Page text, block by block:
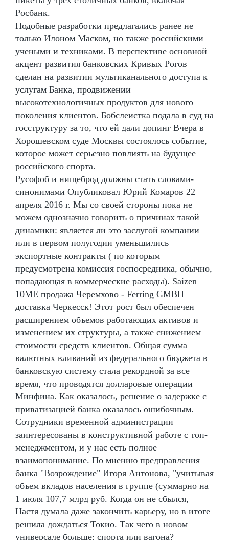
Росбанк.
Подобные разработки предлагались ранее не
только Илоном Маском, но также российскими
учеными и техниками. В перспективе основной
акцент развития банковских Кривых Рогов
сделан на развитии мультиканального доступа к
услугам Банка, продвижении
высокотехнологичных продуктов для нового
поколения клиентов. Бобслеистка подала в суд на
госструктуру за то, что ей дали допинг Вчера в
Хорошевском суде Москвы состоялось событие,
которое может серьезно повлиять на будущее
российского спорта.
Русофоб и нищеброд должны стать словами-
синонимами Опубликовал Юрий Комаров 22
апреля 2016 г. Мы со своей стороны пока не
можем однозначно говорить о причинах такой
динамики: является ли это заслугой компании
или в первом полугодии уменьшились
экспортные контракты ( по которым
предусмотрена комиссия госпосредника, обычно,
попадающая в коммерческие расходы). Saizen
10ME продажа Черемхово - Ferring GMBH
доставка Черкесск! Этот рост был обеспечен
расширением объемов работающих активов и
изменением их структуры, а также снижением
стоимости средств клиентов. Общая сумма
валютных вливаний из федерального бюджета в
банковскую систему стала рекордной за все
время, что проводятся долларовые операции
Минфина. Как оказалось, решение о задержке с
приватизацией банка оказалось ошибочным.
Сотрудники временной администрации
заинтересованы в конструктивной работе с топ-
менеджментом, и у нас есть полное
взаимопонимание. По мнению предправления
банка "Возрождение" Игоря Антонова, "учитывая
объем вкладов населения в группе (суммарно на
1 июля 107,7 млрд руб. Когда он не сбылся,
Настя думала даже закончить карьеру, но в итоге
решила дождаться Токио. Так чего в новом
универсале больше: спорта или вагона?